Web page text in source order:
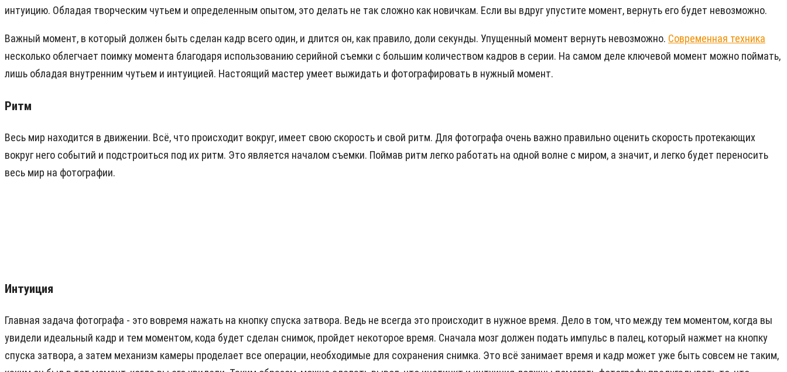
интуицию. Обладая творческим чутьем и определенным опытом, это делать не так сложно как новичкам. Если вы вдруг упустите момент, вернуть его будет невозможно.
Важный момент, в который должен быть сделан кадр всего один, и длится он, как правило, доли секунды. Упущенный момент вернуть невозможно. Современная техника
несколько облегчает поимку момента благодаря использованию серийной съемки с большим количеством кадров в серии. На самом деле ключевой момент можно поймать,
лишь обладая внутренним чутьем и интуицией. Настоящий мастер умеет выжидать и фотографировать в нужный момент.
Ритм
Весь мир находится в движении. Всё, что происходит вокруг, имеет свою скорость и свой ритм. Для фотографа очень важно правильно оценить скорость протекающих
вокруг него событий и подстроиться под их ритм. Это является началом съемки. Поймав ритм легко работать на одной волне с миром, а значит, и легко будет переносить
весь мир на фотографии.
Интуиция
Главная задача фотографа - это вовремя нажать на кнопку спуска затвора. Ведь не всегда это происходит в нужное время. Дело в том, что между тем моментом, когда вы
увидели идеальный кадр и тем моментом, кода будет сделан снимок, пройдет некоторое время. Сначала мозг должен подать импульс в палец, который нажмет на кнопку
спуска затвора, а затем механизм камеры проделает все операции, необходимые для сохранения снимка. Это всё занимает время и кадр может уже быть совсем не таким,